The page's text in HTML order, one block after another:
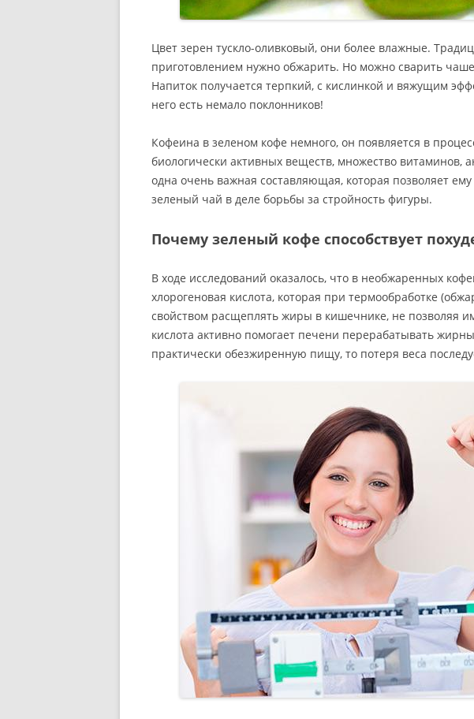
Цвет зерен тускло-оливковый, они более влажные.
приготовлением нужно обжарить. Но можно сварить
Напиток получается терпкий, с кислинкой и вяжущим
него есть немало поклонников!
Кофеина в зеленом кофе немного, он появляется в
биологически активных веществ, множество витаминов,
одна очень важная составляющая, которая позволяет
зеленый чай в деле борьбы за стройность фигуры.
Почему зеленый кофе способствует
В ходе исследований оказалось, что в необжаренных
хлорогеновая кислота, которая при термообработке
свойством расщеплять жиры в кишечнике, не позволяя
кислота активно помогает печени перерабатывать
практически обезжиренную пищу, то потеря веса